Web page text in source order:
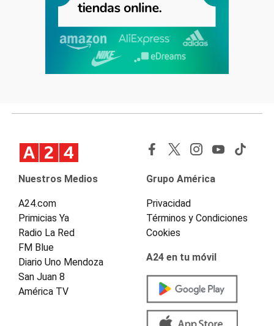
Nuestros Medios
A24.com
Primicias Ya
Radio La Red
FM Blue
Diario Uno Mendoza
San Juan 8
América TV
Grupo América
Privacidad
Términos y Condiciones
Cookies
A24 en tu móvil